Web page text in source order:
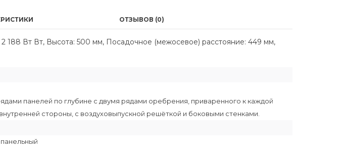
ОТЗЫВОВ (0)
188 Вт Вт, Высота: 500 мм, Посадочное (межосевое) расстояние: 449 мм,
панелей по глубине с двумя рядами оребрения, приваренного к каждой
стороны, с воздуховыпускной решёткой и боковыми стенками.